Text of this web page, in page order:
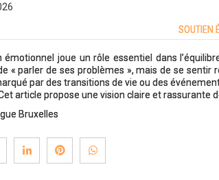
SOUTIEN
émotionnel joue un rôle essentiel dans
« parler de ses problèmes », mais de se
par des transitions de vie ou des
article propose une vision claire et rassurante
Bruxelles